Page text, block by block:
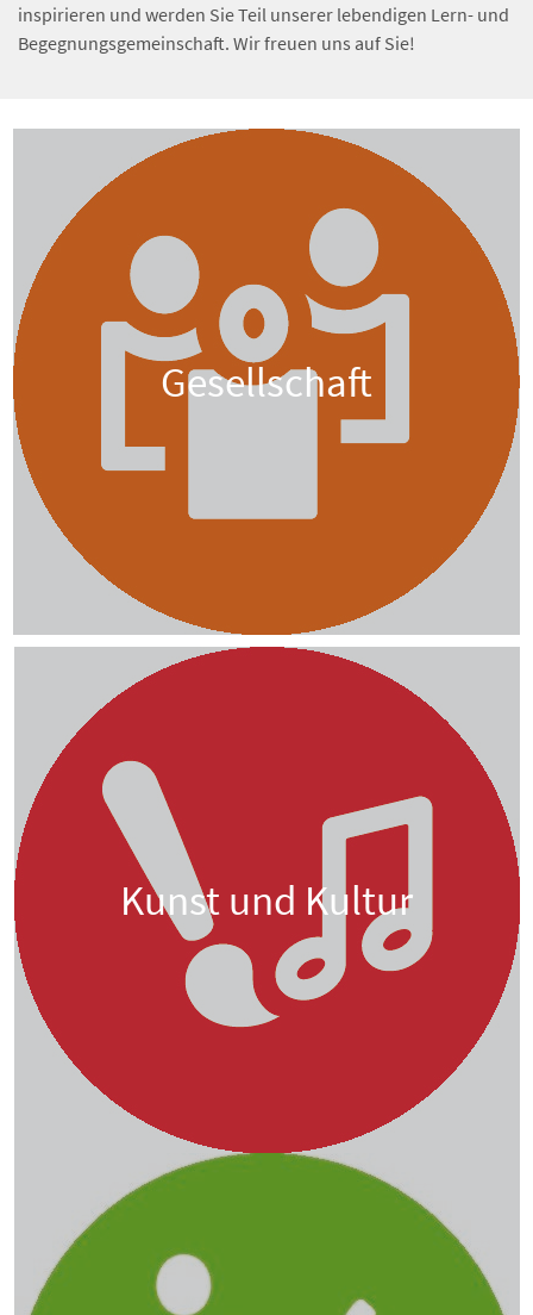
inspirieren und werden Sie Teil unserer lebendigen Lern- und
Begegnungsgemeinschaft. Wir freuen uns auf Sie!
Gesellschaft
Kunst und Kultur